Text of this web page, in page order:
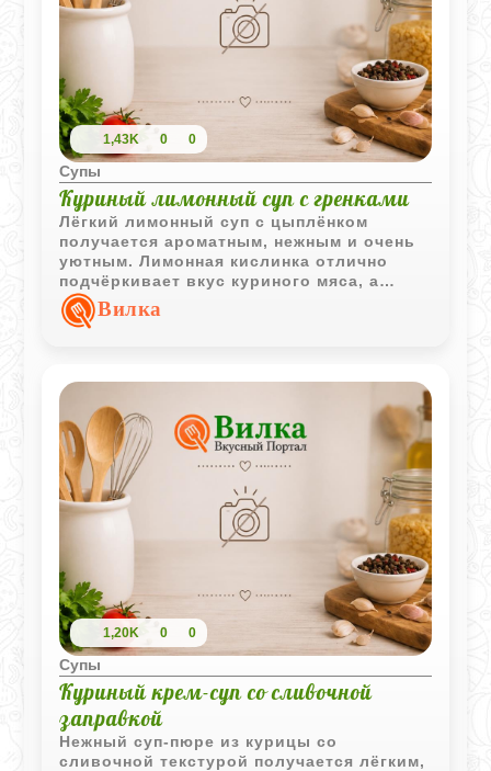
1,43K 0 0
Супы
Куриный лимонный суп с гренками
Лёгкий лимонный суп с цыплёнком
получается ароматным, нежным и очень
уютным. Лимонная кислинка отлично
подчёркивает вкус куриного мяса, а
хрустящие тосты делают подачу
особенно аппетитной.
Вилка
1,20K 0 0
Супы
Куриный крем-суп со сливочной
заправкой
Нежный суп-пюре из курицы со
сливочной текстурой получается лёгким,